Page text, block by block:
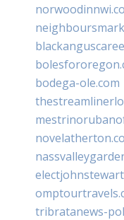
bodega-ole.com
tribratanews-